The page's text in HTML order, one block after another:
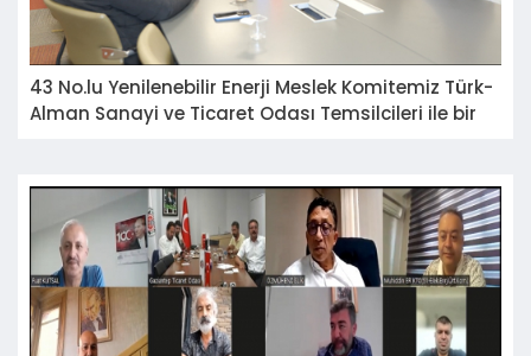
43 No.lu Yenilenebilir Enerji Meslek Komitemiz Türk-
Alman Sanayi ve Ticaret Odası Temsilcileri ile bir